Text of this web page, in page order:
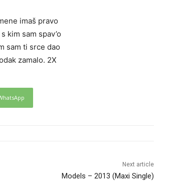
imaš pravo
kim sam spav’o
sam ti srce dao
zamalo. 2X
Next article
Models – 2013 (Maxi Single)